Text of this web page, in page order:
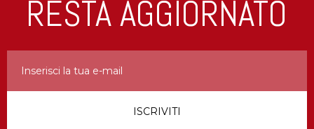
RESTA AGGIORNATO